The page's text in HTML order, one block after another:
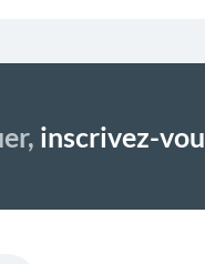
inscrivez-